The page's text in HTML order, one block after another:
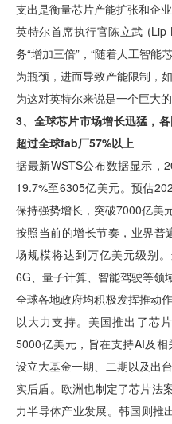
支出是衡量芯片产能扩张和企
英特尔首席执行官陈立武
务“增加三倍”，“随着人工智能
为瓶颈，进而导致产能限制，
为这对英特尔来说是一个巨大
3、全球芯片市场增长迅猛，
超过全球fab厂57%以上
据最新WSTS公布数据显示，
19.7%至6305亿美元。预估
保持强势增长，突破7000亿美
按照当前的增长节奏，业界普
场规模将达到万亿美元级别
6G、量子计算、智能驾驶等领
全球各地政府均积极发挥推动
以大力支持。美国推出了芯
5000亿美元，旨在支持AI及
设立大基金一期、二期以及出
实后盾。欧洲也制定了芯片法
力半导体产业发展。韩国则推